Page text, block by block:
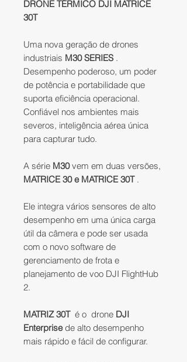
DRONE TÉRMICO DJI MATRICE
30T
Uma nova geração de drones
industriais M30 SERIES .
Desempenho poderoso, um poder
de potência e portabilidade que
suporta eficiência operacional.
Confiável nos ambientes mais
severos, inteligência aérea única
para capturar tudo.
A série M30vem em duas versões,
MATRICE 30 e MATRICE 30T.
Ele integra vários sensores de alto
desempenho em uma única carga
útil da câmera e pode ser usada
com o novo software de
gerenciamento de frota e
planejamento de voo DJI FlightHub
2.
MATRIZ 30T é o drone DJI
Enterprisede alto desempenho
mais rápido e fácil de configurar.